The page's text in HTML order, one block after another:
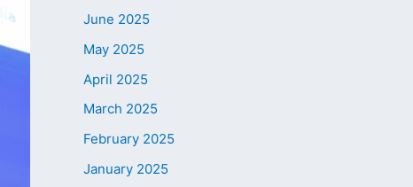
June 2025
May 2025
April 2025
March 2025
February 2025
January 2025